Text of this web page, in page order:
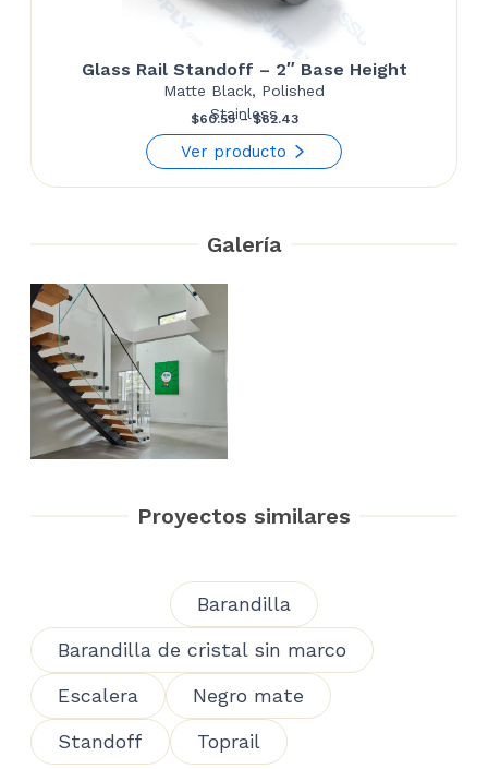
Glass Rail Standoff – 2″ Base Height
Matte Black, Polished
Stainless
$60.55 – $62.43Price
range:
Ver producto
Galería
Proyectos similares
Barandilla
Barandilla de cristal sin marco
Escalera
Negro mate
Standoff
Toprail